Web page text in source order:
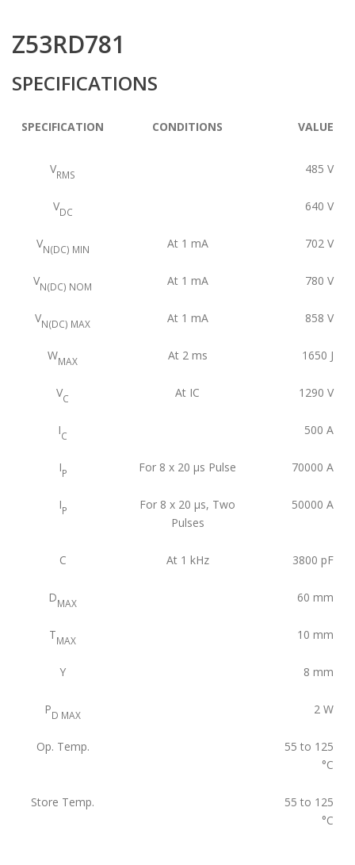
Z53RD781
SPECIFICATIONS
SPECIFICATION CONDITIONS VALUE
VRMS 485 V
VDC 640 V
VN(DC) MIN At 1 mA 702 V
VN(DC) NOM At 1 mA 780 V
VN(DC) MAX At 1 mA 858 V
WMAX At 2 ms 1650 J
VC At IC 1290 V
IC 500 A
IP For 8 x 20 μs Pulse 70000 A
IP
For 8 x 20 μs, Two
Pulses
50000 A
C At 1 kHz 3800 pF
DMAX 60 mm
TMAX 10 mm
Y 8 mm
PD MAX 2 W
Op. Temp.
55 to 125
°C
Store Temp.
55 to 125
°C